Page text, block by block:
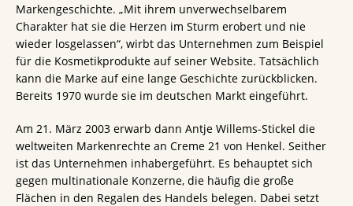
Markengeschichte. „Mit ihrem unverwechselbarem
Charakter hat sie die Herzen im Sturm erobert und nie
wieder losgelassen“, wirbt das Unternehmen zum Beispiel
für die Kosmetikprodukte auf seiner Website. Tatsächlich
kann die Marke auf eine lange Geschichte zurückblicken.
Bereits 1970 wurde sie im deutschen Markt eingeführt.
Am 21. März 2003 erwarb dann Antje Willems-Stickel die
weltweiten Markenrechte an Creme 21 von Henkel. Seither
ist das Unternehmen inhabergeführt. Es behauptet sich
gegen multinationale Konzerne, die häufig die große
Flächen in den Regalen des Handels belegen. Dabei setzt